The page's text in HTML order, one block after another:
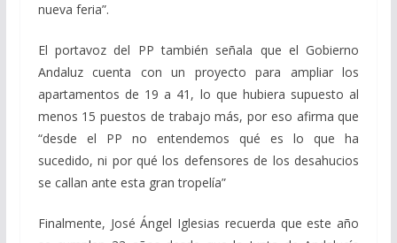
nueva feria”.
El portavoz del PP también señala que el Gobierno
Andaluz cuenta con un proyecto para ampliar los
apartamentos de 19 a 41, lo que hubiera supuesto al
menos 15 puestos de trabajo más, por eso afirma que
“desde el PP no entendemos qué es lo que ha
sucedido, ni por qué los defensores de los desahucios
se callan ante esta gran tropelía”
Finalmente, José Ángel Iglesias recuerda que este año